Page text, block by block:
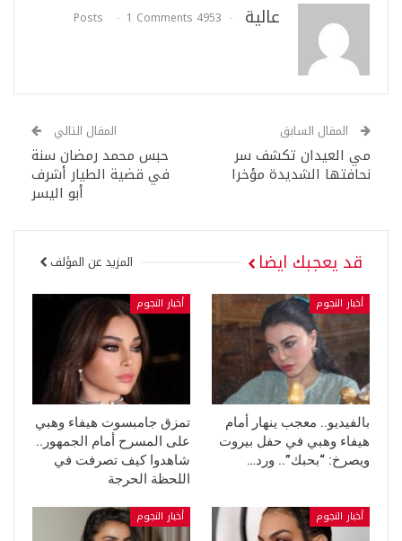
عالية 4953 Posts
1 Comments
المقال السابق
مي العيدان تكشف سر
نحافتها الشديدة مؤخرا
المقال التالي
حبس محمد رمضان سنة
في قضية الطيار أشرف
أبو اليسر
قد يعجبك ايضا المزيد عن المؤلف
أخبار النجوم
بالفيديو.. معجب ينهار أمام
هيفاء وهبي في حفل بيروت
ويصرخ: “بحبك”.. ورد…
أخبار النجوم
تمزق جامبسوت هيفاء وهبي
على المسرح أمام الجمهور..
شاهدوا كيف تصرفت في
اللحظة الحرجة
أخبار النجوم أخبار النجوم